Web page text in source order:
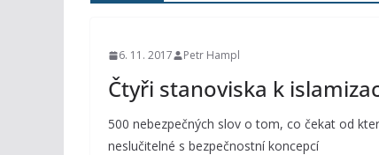
6. 11. 2017 Petr Hampl
Čtyři stanoviska k
500 nebezpečných slov o tom, co čekat od
neslučitelné s bezpečnostní koncepcí